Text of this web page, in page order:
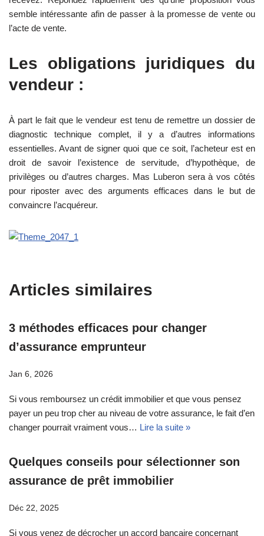
semble intéressante afin de passer à la promesse de vente ou
l’acte de vente.
Les obligations juridiques du
vendeur :
À part le fait que le vendeur est tenu de remettre un dossier de
diagnostic technique complet, il y a d’autres informations
essentielles. Avant de signer quoi que ce soit, l’acheteur est en
droit de savoir l’existence de servitude, d’hypothèque, de
privilèges ou d’autres charges. Mas Luberon sera à vos côtés
pour riposter avec des arguments efficaces dans le but de
convaincre l’acquéreur.
Articles similaires
3 méthodes efficaces pour changer
d’assurance emprunteur
Jan 6, 2026
Si vous remboursez un crédit immobilier et que vous pensez
payer un peu trop cher au niveau de votre assurance, le fait d’en
changer pourrait vraiment vous… Lire la suite »
Quelques conseils pour sélectionner son
assurance de prêt immobilier
Déc 22, 2025
Si vous venez de décrocher un accord bancaire concernant